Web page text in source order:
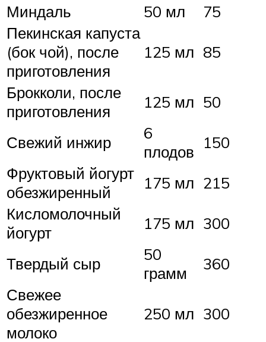
Миндаль
50 мл
75
Пекинская капуста
(бок чой), после
приготовления
125 мл 85
Брокколи, после
приготовления
125 мл 50
Свежий инжир
6
плодов 150
Фруктовый йогурт
обезжиренный
175 мл 215
Кисломолочный
йогурт
175 мл 300
Твердый сыр
50
грамм
360
Свежее
обезжиренное
молоко
250 мл 300